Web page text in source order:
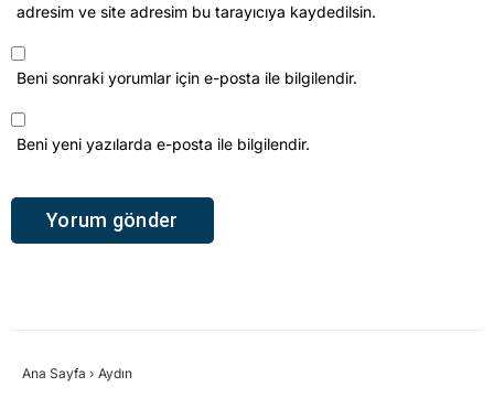
adresim ve site adresim bu tarayıcıya kaydedilsin.
Beni sonraki yorumlar için e-posta ile bilgilendir.
Beni yeni yazılarda e-posta ile bilgilendir.
Ana Sayfa › Aydın